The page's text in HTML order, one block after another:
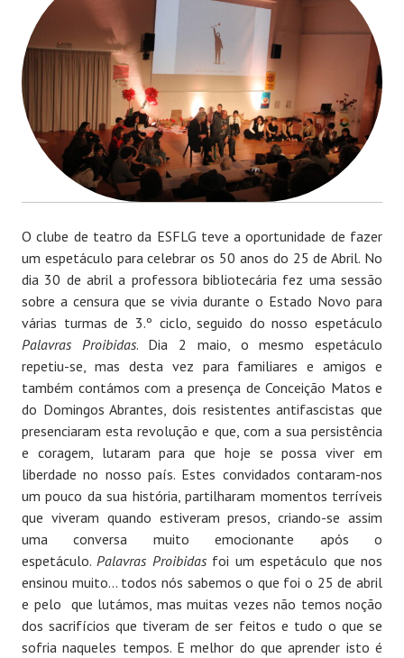
O clube de teatro da ESFLG teve a oportunidade de fazer
um espetáculo para celebrar os 50 anos do 25 de Abril. No
dia 30 de abril a professora bibliotecária fez uma sessão
sobre a censura que se vivia durante o Estado Novo para
várias turmas de 3.º ciclo, seguido do nosso espetáculo
Palavras Proibidas. Dia 2 maio, o mesmo espetáculo
repetiu-se, mas desta vez para familiares e amigos e
também contámos com a presença de Conceição Matos e
do Domingos Abrantes, dois resistentes antifascistas que
presenciaram esta revolução e que, com a sua persistência
e coragem, lutaram para que hoje se possa viver em
liberdade no nosso país. Estes convidados contaram-nos
um pouco da sua história, partilharam momentos terríveis
que viveram quando estiveram presos, criando-se assim
uma conversa muito emocionante após o
espetáculo. Palavras Proibidasfoi um espetáculo que nos
ensinou muito… todos nós sabemos o que foi o 25 de abril
e pelo que lutámos, mas muitas vezes não temos noção
dos sacrifícios que tiveram de ser feitos e tudo o que se
sofria naqueles tempos. E melhor do que aprender isto é